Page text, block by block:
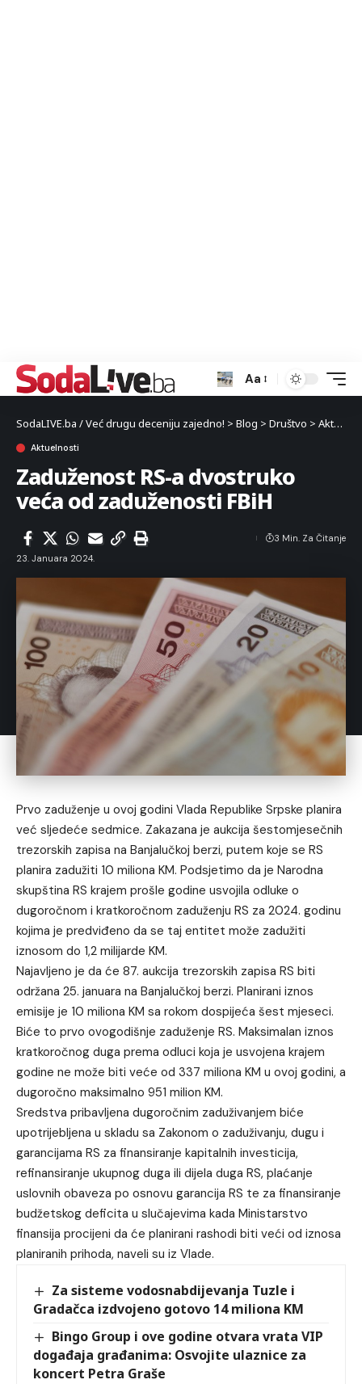
Aa
SodaLIVE.ba / Već drugu deceniju zajedno! > Blog > Društvo > Aktuelnosti
Aktuelnosti
Zaduženost RS-a dvostruko
veća od zaduženosti FBiH
23. Januara 2024.
3 Min. Za Čitanje
Prvo zaduženje u ovoj godini Vlada Republike Srpske planira
već sljedeće sedmice. Zakazana je aukcija šestomjesečnih
trezorskih zapisa na Banjalučkoj berzi, putem koje se RS
planira zadužiti 10 miliona KM. Podsjetimo da je Narodna
skupština RS krajem prošle godine usvojila odluke o
dugoročnom i kratkoročnom zaduženju RS za 2024. godinu
kojima je predviđeno da se taj entitet može zadužiti
iznosom do 1,2 milijarde KM.
Najavljeno je da će 87. aukcija trezorskih zapisa RS biti
održana 25. januara na Banjalučkoj berzi. Planirani iznos
emisije je 10 miliona KM sa rokom dospijeća šest mjeseci.
Biće to prvo ovogodišnje zaduženje RS. Maksimalan iznos
kratkoročnog duga prema odluci koja je usvojena krajem
godine ne može biti veće od 337 miliona KM u ovoj godini, a
dugoročno maksimalno 951 milion KM.
Sredstva pribavljena dugoročnim zaduživanjem biće
upotrijebljena u skladu sa Zakonom o zaduživanju, dugu i
garancijama RS za finansiranje kapitalnih investicija,
refinansiranje ukupnog duga ili dijela duga RS, plaćanje
uslovnih obaveza po osnovu garancija RS te za finansiranje
budžetskog deficita u slučajevima kada Ministarstvo
finansija procijeni da će planirani rashodi biti veći od iznosa
planiranih prihoda, naveli su iz Vlade.
Za sisteme vodosnabdijevanja Tuzle i
Gradačca izdvojeno gotovo 14 miliona KM
Bingo Group i ove godine otvara vrata VIP
događaja građanima: Osvojite ulaznice za
koncert Petra Graše